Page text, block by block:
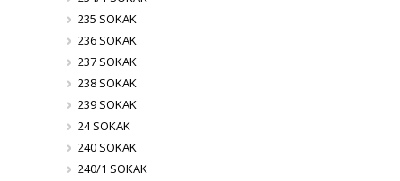
235 SOKAK
236 SOKAK
237 SOKAK
238 SOKAK
239 SOKAK
24 SOKAK
240 SOKAK
240/1 SOKAK